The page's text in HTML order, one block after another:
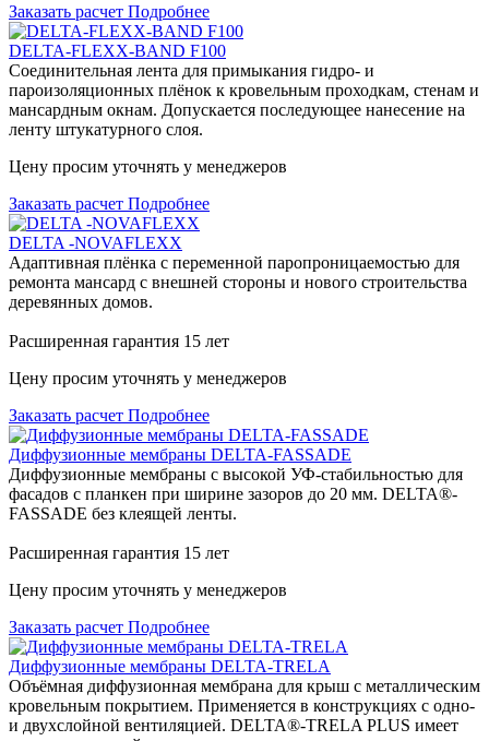
Заказать расчет Подробнее
DELTA-FLEXX-BAND F100
Соединительная лента для примыкания гидро- и
пароизоляционных плёнок к кровельным проходкам, стенам и
мансардным окнам. Допускается последующее нанесение на
ленту штукатурного слоя.
Цену просим уточнять у менеджеров
Заказать расчет Подробнее
DELTA -NOVAFLEXX
Адаптивная плёнка с переменной паропроницаемостью для
ремонта мансард с внешней стороны и нового строительства
деревянных домов.
Расширенная гарантия 15 лет
Цену просим уточнять у менеджеров
Заказать расчет Подробнее
Диффузионные мембраны DELTA-FASSADE
Диффузионные мембраны с высокой УФ-стабильностью для
фасадов с планкен при ширине зазоров до 20 мм. DELTA®-
FASSADE без клеящей ленты.
Расширенная гарантия 15 лет
Цену просим уточнять у менеджеров
Заказать расчет Подробнее
Диффузионные мембраны DELTA-TRELA
Объёмная диффузионная мембрана для крыш с металлическим
кровельным покрытием. Применяется в конструкциях с одно-
и двухслойной вентиляцией. DELTA®-TRELA PLUS имеет